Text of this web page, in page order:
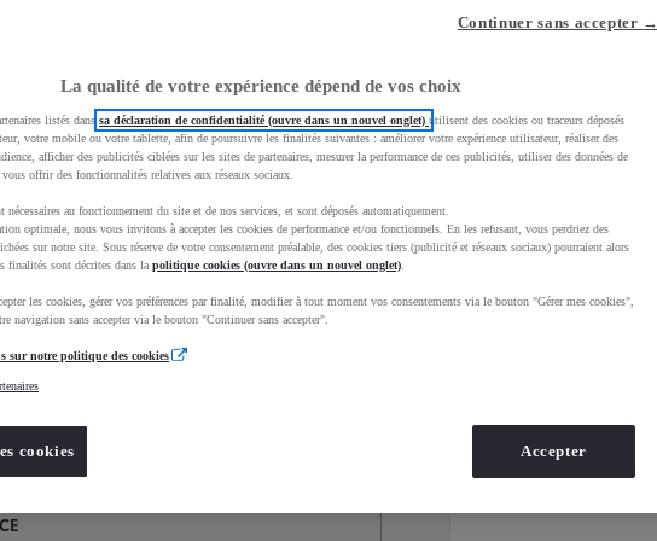
Services Concession
Occasions
La qualité de votre expérience dépend de vos choix
listés dans sa déclaration de confidentialité (ouvre dans un nouvel onglet) utilisent des cookies ou traceurs déposés
votre mobile ou votre tablette, afin de poursuivre les finalités suivantes : améliorer votre expérience utilisateur, réaliser des
afficher des publicités ciblées sur les sites de partenaires, mesurer la performance de ces publicités, utiliser des données de
offrir des fonctionnalités relatives aux réseaux sociaux.
nécessaires au fonctionnement du site et de nos services, et sont déposés automatiquement.
optimale, nous vous invitons à accepter les cookies de performance et/ou fonctionnels. En les refusant, vous perdriez des
sur notre site. Sous réserve de votre consentement préalable, des cookies tiers (publicité et réseaux sociaux) pourraient alors
finalités sont décrites dans la politique cookies (ouvre dans un nouvel onglet)
les cookies, gérer vos préférences par finalité, modifier à tout moment vos consentements via le bouton "Gérer mes cookies",
navigation sans accepter via le bouton "Continuer sans accepter".
sur notre politique des cookies
cookies
Continuer sans accepter →
Accepter